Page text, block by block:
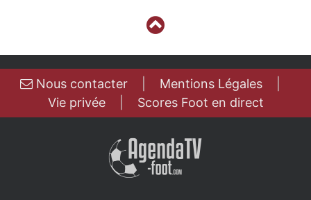
Nous contacter Mentions Légales
Vie privée| Scores Foot en direct